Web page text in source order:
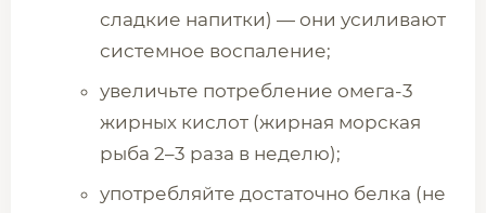
сладкие напитки) — они усиливают
системное воспаление;
увеличьте потребление омега-3
жирных кислот (жирная морская
рыба 2–3 раза в неделю);
употребляйте достаточно белка (не